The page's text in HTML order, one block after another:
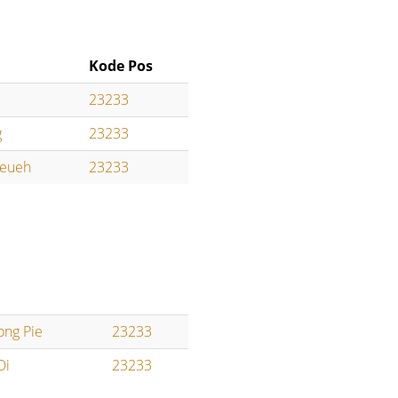
Kode Pos
23233
23233
23233
Pie
23233
23233